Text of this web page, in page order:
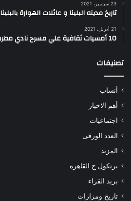
23 سبتمبر، 2021
تاريخ مدينه البلينا و عائلات الهوارة بالبلينا
21 أبريل، 2021
10 أمسيات ثقافية علي مسرح نادي مطروح الإجتماعي في رمضان
تصنيفات
أنساب
أهم الاخبار
اجتماعيات
العدد الورقى
المزيد
برتكول ج القاهرة
بريد القراء
تاريخ ومزارات